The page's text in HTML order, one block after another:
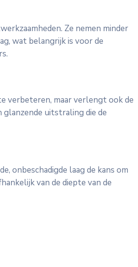
Ze nemen minder
wat belangrijk is voor de
verbeteren, maar verlengt ook de
uitstraling die de
onbeschadigde laag de kans om
van de diepte van de